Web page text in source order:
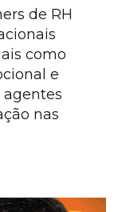
de RH
como
e
nas